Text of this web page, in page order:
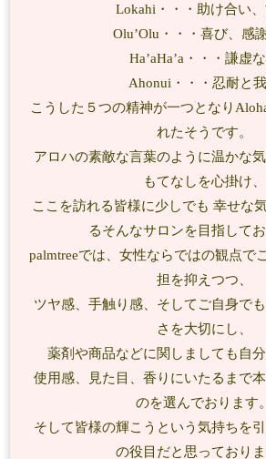
Lokahi・・・助け合い
Olu’Olu・・・喜び、感
Ha’aHa’a・・・謙虚
Ahonui・・・忍耐と
こうした５つの精神が一つとなり
れたそうです。
アロハの素敵な言葉のように温かな
もてなしを心掛け、
ここを訪れる皆様に少しでも 幸せな
るそんなサロンを目指してお
palmtreeでは、女性ならではの観点で
担を抑えつつ、
ツヤ感、手触り感、そしてご自身で
さを大切にし、
薬剤や商品などに関しましても自
使用感、見た目、香りにいたるまで
のを選んでおります。
そして皆様の輝こうという気持ちを
の役目だと思っておりま